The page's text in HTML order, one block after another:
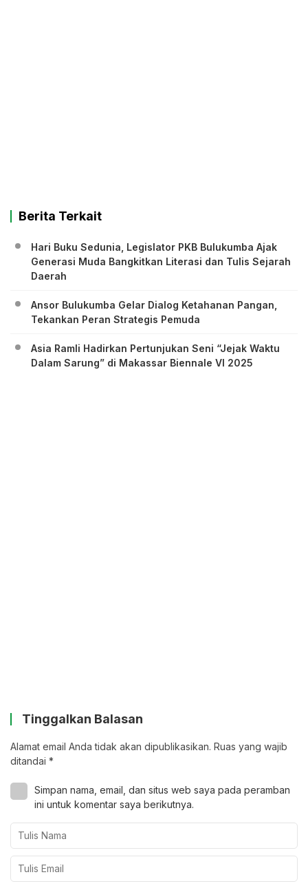
Berita Terkait
Hari Buku Sedunia, Legislator PKB Bulukumba Ajak
Generasi Muda Bangkitkan Literasi dan Tulis Sejarah
Daerah
Ansor Bulukumba Gelar Dialog Ketahanan Pangan,
Tekankan Peran Strategis Pemuda
Asia Ramli Hadirkan Pertunjukan Seni “Jejak Waktu
Dalam Sarung” di Makassar Biennale VI 2025
Tinggalkan Balasan
Alamat email Anda tidak akan dipublikasikan. Ruas yang wajib
ditandai *
Simpan nama, email, dan situs web saya pada peramban
ini untuk komentar saya berikutnya.